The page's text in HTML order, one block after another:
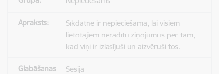
Sīkdatne ir nepieciešama, lai visiem
lietotājiem nerādītu ziņojumus pēc tam,
kad viņi ir izlasījuši un aizvēruši tos.
Sesija